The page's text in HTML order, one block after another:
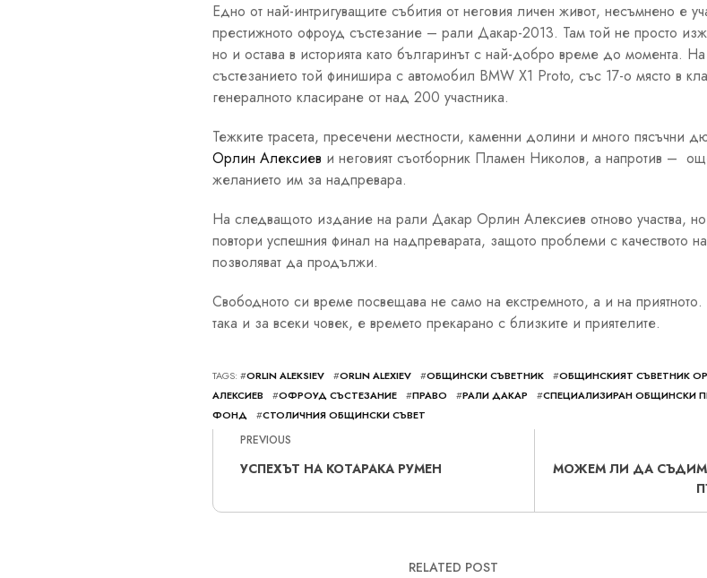
Едно от най-интригуващите събития от неговия личен живот, несъмнено е
престижното офроуд състезание – рали Дакар-2013. Там той не просто
но и остава в историята като българинът с най-добро време до момента. На
състезанието той финишира с автомобил BMW X1 Proto, със 17-о място в
генералното класиране от над 200 участника.
Тежките трасета, пресечени местности, каменни долини и много пясъчни
Орлин Алексиев и неговият съотборник Пламен Николов, а напротив –
желанието им за надпревара.
На следващото издание на рали Дакар Орлин Алексиев отново участва,
повтори успешния финал на надпреварата, защото проблеми с качеството
позволяват да продължи.
Свободното си време посвещава не само на екстремното, а и на приятното.
така и за всеки човек, е времето прекарано с близките и приятелите.
TAGS: #ORLIN ALEKSIEV #ORLIN ALEXIEV #ОБЩИНСКИ СЪВЕТНИК #ОБЩИНСКИЯТ СЪВЕТНИК
АЛЕКСИЕВ
#ОФРОУД СЪСТЕЗАНИЕ #ПРАВО #РАЛИ ДАКАР #СПЕЦИАЛИЗИРАН ОБЩИНСКИ
ФОНД
#СТОЛИЧНИЯ ОБЩИНСКИ СЪВЕТ
PREVIOUS
УСПЕХЪТ НА КОТАРАКА РУМЕН
МОЖЕМ ЛИ ДА СЪДИМ
RELATED POST